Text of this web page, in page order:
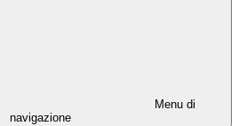
Menu di
navigazione